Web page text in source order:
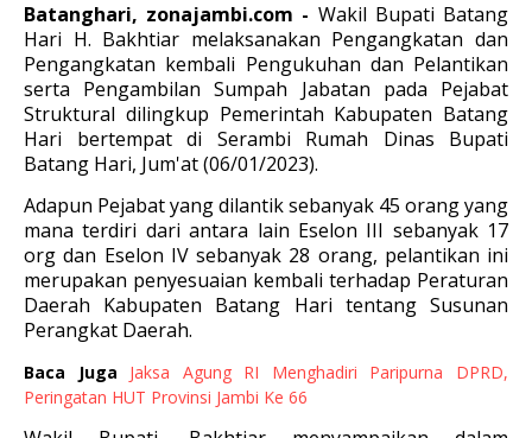
Batanghari, zonajambi.com - Wakil Bupati Batang
Hari H. Bakhtiar melaksanakan Pengangkatan dan
Pengangkatan kembali Pengukuhan dan Pelantikan
serta Pengambilan Sumpah Jabatan pada Pejabat
Struktural dilingkup Pemerintah Kabupaten Batang
Hari bertempat di Serambi Rumah Dinas Bupati
Batang Hari, Jum'at (06/01/2023).
Adapun Pejabat yang dilantik sebanyak 45 orang yang
mana terdiri dari antara lain Eselon III sebanyak 17
org dan Eselon IV sebanyak 28 orang, pelantikan ini
merupakan penyesuaian kembali terhadap Peraturan
Daerah Kabupaten Batang Hari tentang Susunan
Perangkat Daerah.
Baca Juga
Jaksa Agung RI Menghadiri Paripurna DPRD,
Peringatan HUT Provinsi Jambi Ke 66